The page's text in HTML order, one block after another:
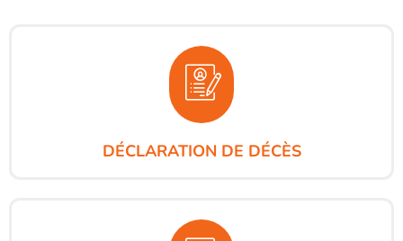
DÉCLARATION DE DÉCÈS